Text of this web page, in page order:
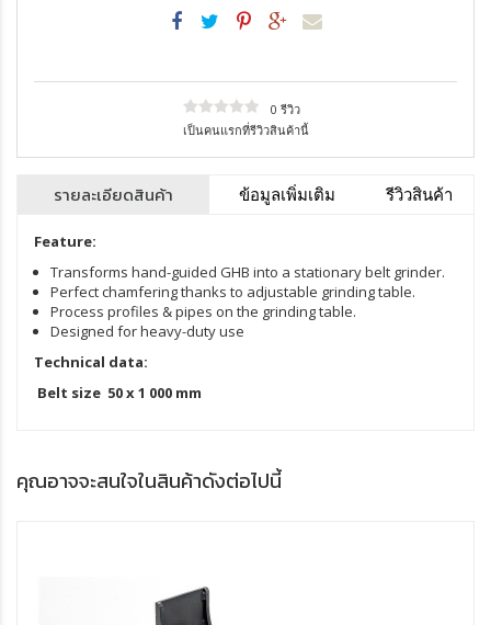
0 รีวิว
เป็นคนแรกที่รีวิวสินค้านี้
รายละเอียดสินค้า ข้อมูลเพิ่มเติม รีวิวสินค้า
Feature:
Transforms hand-guided GHB into a stationary belt grinder.
Perfect chamfering thanks to adjustable grinding table.
Process profiles & pipes on the grinding table.
Designed for heavy-duty use
Technical data:
Belt size 50 x 1 000 mm
คุณอาจจะสนใจในสินค้าดังต่อไปนี้